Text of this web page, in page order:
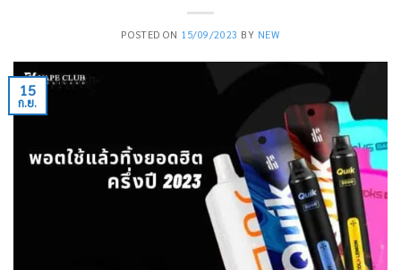
POSTED ON 15/09/2023 BY NEW
15
ก.ย.